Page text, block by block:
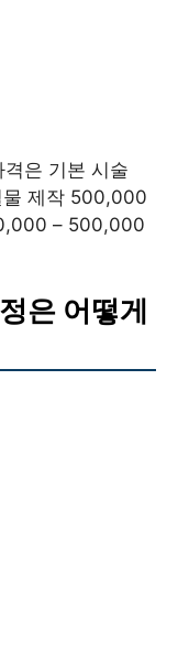
은 기본 시술
제작 500,000
– 500,000
은 어떻게